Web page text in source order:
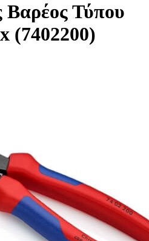
Βαρέος Τύπου
(7402200)